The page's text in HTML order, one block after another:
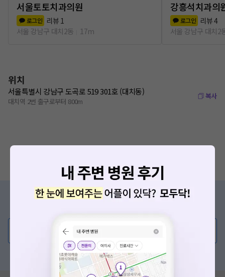
서울토토치과의원
로그인 리뷰 1
서울 강남구 대치2동
17m
강흥석치과의
로그인 리뷰4
서울 강남구 대치2
위치
서울특별시 강남구 도곡로 519 301호 (대치동)
대치역 2번 출구로부터 800m
복사
증상/치료, 궁금한 점이 있나요?
💬 무엇이든 물어보세요
혹은, 의료상담 서비스에 다양한 게시글 보러가기